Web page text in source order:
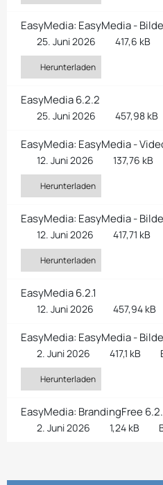
EasyMedia: EasyMedia -
25. Juni 2026 417,6 kB
Herunterladen
EasyMedia 6.2.2
25. Juni 2026 457,98 kB
EasyMedia: EasyMedia -
12. Juni 2026 137,76 kB
Herunterladen
EasyMedia: EasyMedia -
12. Juni 2026 417,71 kB
Herunterladen
EasyMedia 6.2.1
12. Juni 2026 457,94 kB
EasyMedia: EasyMedia -
2. Juni 2026 417,1 kB
Herunterladen
EasyMedia: BrandingFree
2. Juni 2026 1,24 kB